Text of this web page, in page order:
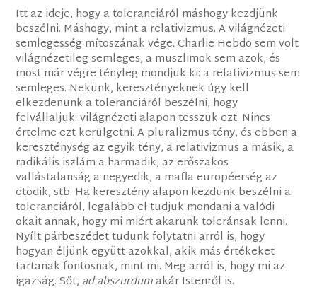
Itt az ideje, hogy a toleranciáról máshogy kezdjünk
beszélni. Máshogy, mint a relativizmus. A világnézeti
semlegesség mítoszának vége. Charlie Hebdo sem volt
világnézetileg semleges, a muszlimok sem azok, és
most már végre tényleg mondjuk ki: a relativizmus sem
semleges. Nekünk, keresztényeknek úgy kell
elkezdenünk a toleranciáról beszélni, hogy
felvállaljuk: világnézeti alapon tesszük ezt. Nincs
értelme ezt kerülgetni. A pluralizmus tény, és ebben a
kereszténység az egyik tény, a relativizmus a másik, a
radikális iszlám a harmadik, az erőszakos
vallástalanság a negyedik, a mafla européerség az
ötödik, stb. Ha keresztény alapon kezdünk beszélni a
toleranciáról, legalább el tudjuk mondani a valódi
okait annak, hogy mi miért akarunk toleránsak lenni.
Nyílt párbeszédet tudunk folytatni arról is, hogy
hogyan éljünk együtt azokkal, akik más értékeket
tartanak fontosnak, mint mi. Meg arról is, hogy mi az
igazság. Sőt, ad abszurdumakár Istenről is.